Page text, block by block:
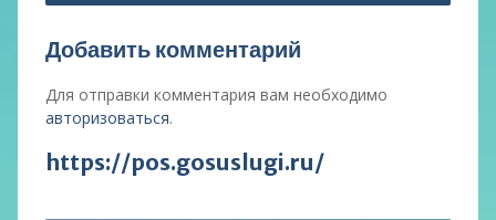
Добавить комментарий
Для отправки комментария вам необходимо
авторизоваться.
https://pos.gosuslugi.ru/